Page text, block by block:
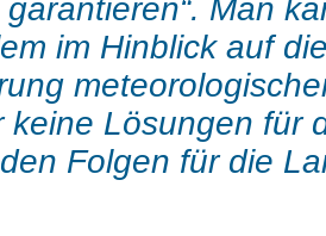
Man
im Hinblick auf
keine Lösungen für
Folgen für die